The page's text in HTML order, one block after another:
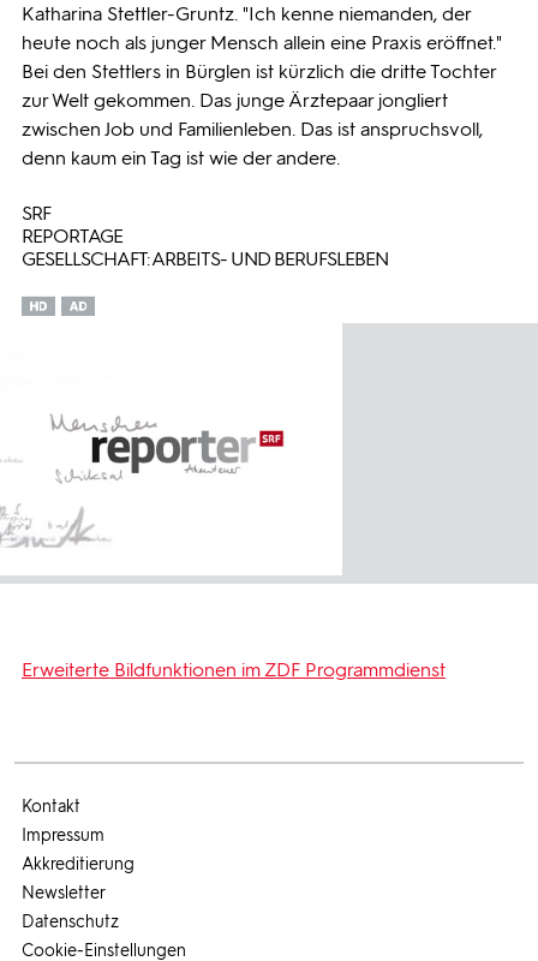
Katharina Stettler-Gruntz. "Ich kenne niemanden, der
heute noch als junger Mensch allein eine Praxis eröffnet."
Bei den Stettlers in Bürglen ist kürzlich die dritte Tochter
zur Welt gekommen. Das junge Ärztepaar jongliert
zwischen Job und Familienleben. Das ist anspruchsvoll,
denn kaum ein Tag ist wie der andere.
SRF
REPORTAGE
GESELLSCHAFT: ARBEITS- UND BERUFSLEBEN
Erweiterte Bildfunktionen im ZDF Programmdienst
Kontakt
Impressum
Akkreditierung
Newsletter
Datenschutz
Cookie-Einstellungen